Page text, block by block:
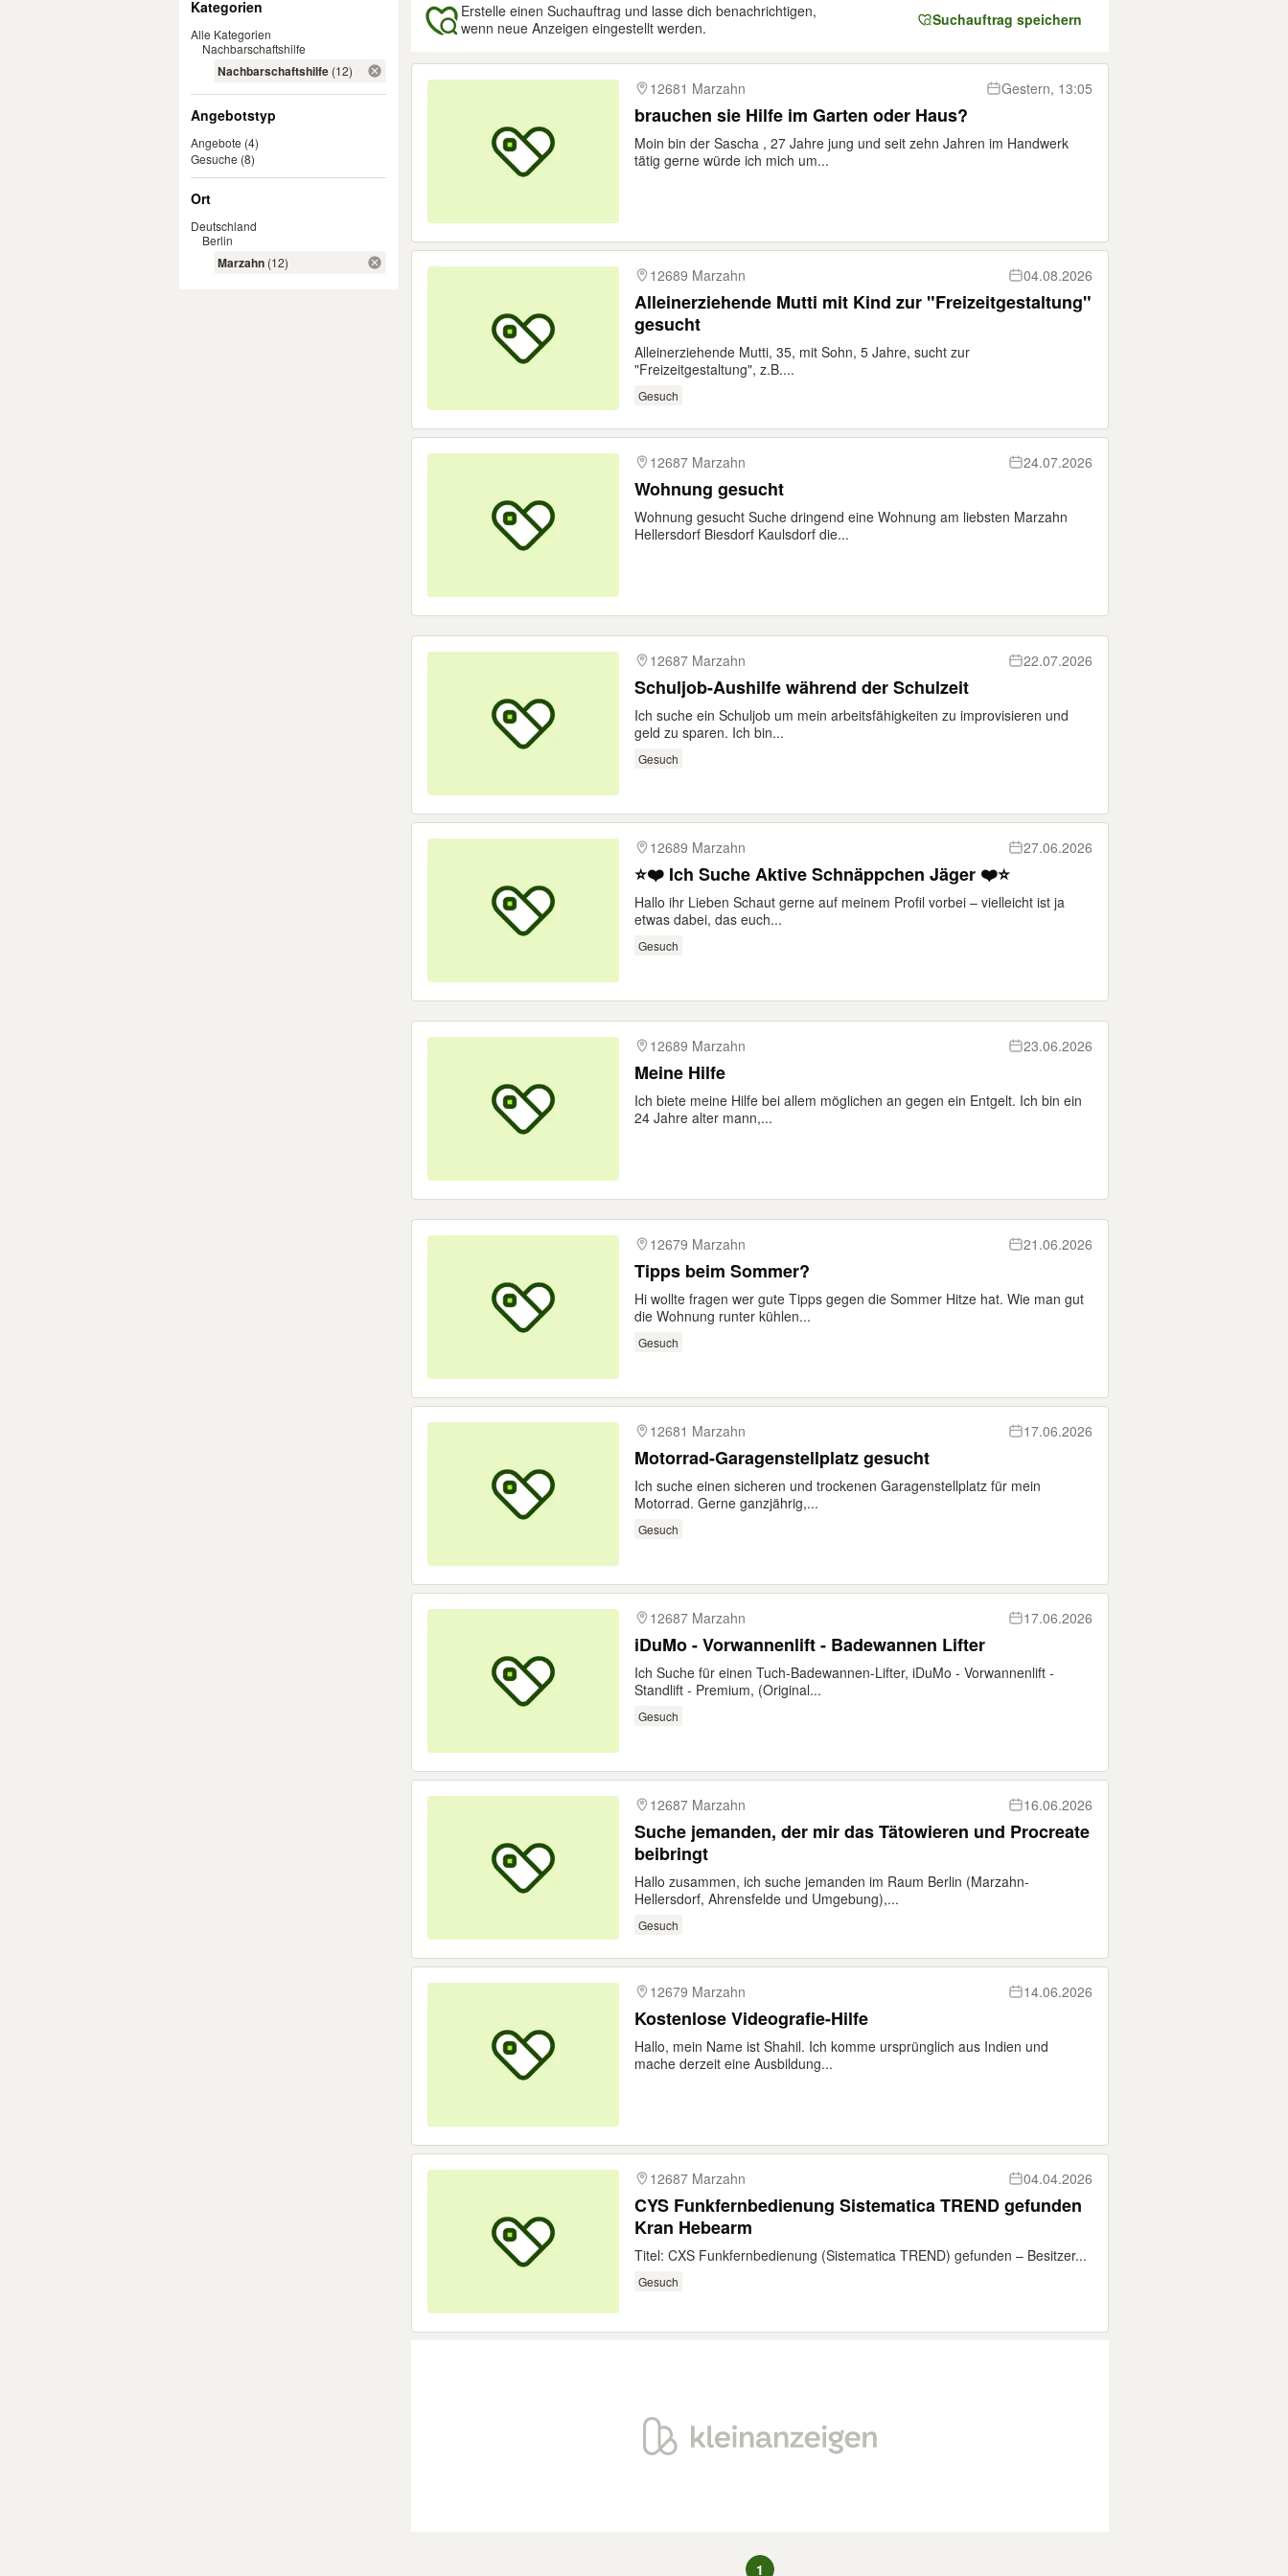
Kategorien
Alle Kategorien
Nachbarschaftshilfe
Nachbarschaftshilfe (12)
Angebotstyp
Angebote (4)
Gesuche (8)
Ort
Deutschland
Berlin
Marzahn (12)
Erstelle einen Suchauftrag und lasse dich benachrichtigen,
wenn neue Anzeigen eingestellt werden.
Suchauftrag speichern
Ergebnisse
12681 Marzahn
Gestern, 13:05
brauchen sie Hilfe im Garten oder Haus?
Moin bin der Sascha , 27 Jahre jung und seit zehn Jahren im Handwerk
tätig gerne würde ich mich um...
12689 Marzahn 04.08.2026
Alleinerziehende Mutti mit Kind zur "Freizeitgestaltung"
gesucht
Alleinerziehende Mutti, 35, mit Sohn, 5 Jahre, sucht zur
"Freizeitgestaltung", z.B....
Gesuch
12687 Marzahn 24.07.2026
Wohnung gesucht
Wohnung gesucht Suche dringend eine Wohnung am liebsten Marzahn
Hellersdorf Biesdorf Kaulsdorf die...
12687 Marzahn 22.07.2026
Schuljob-Aushilfe während der Schulzeit
Ich suche ein Schuljob um mein arbeitsfähigkeiten zu improvisieren und
geld zu sparen. Ich bin...
Gesuch
12689 Marzahn 27.06.2026
⭐️❤️ Ich Suche Aktive Schnäppchen Jäger ❤️⭐️
Hallo ihr Lieben Schaut gerne auf meinem Profil vorbei – vielleicht ist ja
etwas dabei, das euch...
Gesuch
12689 Marzahn 23.06.2026
Meine Hilfe
Ich biete meine Hilfe bei allem möglichen an gegen ein Entgelt. Ich bin ein
24 Jahre alter mann,...
12679 Marzahn 21.06.2026
Tipps beim Sommer?
Hi wollte fragen wer gute Tipps gegen die Sommer Hitze hat. Wie man gut
die Wohnung runter kühlen...
Gesuch
12681 Marzahn 17.06.2026
Motorrad-Garagenstellplatz gesucht
Ich suche einen sicheren und trockenen Garagenstellplatz für mein
Motorrad. Gerne ganzjährig,...
Gesuch
12687 Marzahn 17.06.2026
iDuMo - Vorwannenlift - Badewannen Lifter
Ich Suche für einen Tuch-Badewannen-Lifter, iDuMo - Vorwannenlift -
Standlift - Premium, (Original...
Gesuch
12687 Marzahn 16.06.2026
Suche jemanden, der mir das Tätowieren und Procreate
beibringt
Hallo zusammen, ich suche jemanden im Raum Berlin (Marzahn-
Hellersdorf, Ahrensfelde und Umgebung),...
Gesuch
12679 Marzahn 14.06.2026
Kostenlose Videografie-Hilfe
Hallo, mein Name ist Shahil. Ich komme ursprünglich aus Indien und
mache derzeit eine Ausbildung...
12687 Marzahn 04.04.2026
CYS Funkfernbedienung Sistematica TREND gefunden
Kran Hebearm
Titel: CXS Funkfernbedienung (Sistematica TREND) gefunden – Besitzer...
Gesuch
1